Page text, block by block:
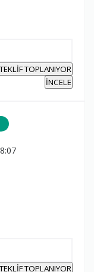
TEKLİF TOPLANIYOR
İNCELE
TEKLİF TOPLANIYOR